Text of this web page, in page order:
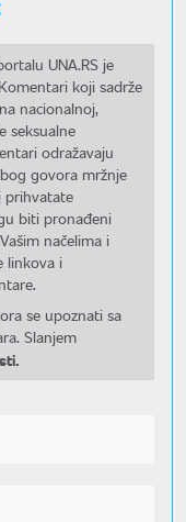
UNA.RS je
koji sadrže
nacionalnoj,
seksualne
odražavaju
govora mržnje
prihvatate
biti pronađeni
načelima i
linkova i
se upoznati sa
Slanjem